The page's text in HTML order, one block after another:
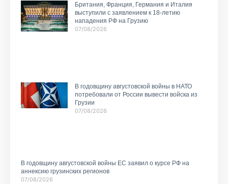
Британия, Франция, Германия и Италия
выступили с заявлением к 18-летию
нападения РФ на Грузию
07/08/2026
В годовщину августовской войны в НАТО
потребовали от России вывести войска из
Грузии
07/08/2026
В годовщину августовской войны ЕС заявил о курсе РФ на
аннексию грузинских регионов
07/08/2026